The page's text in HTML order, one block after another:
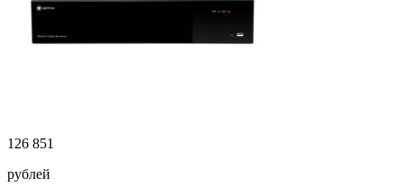
126 851
рублей